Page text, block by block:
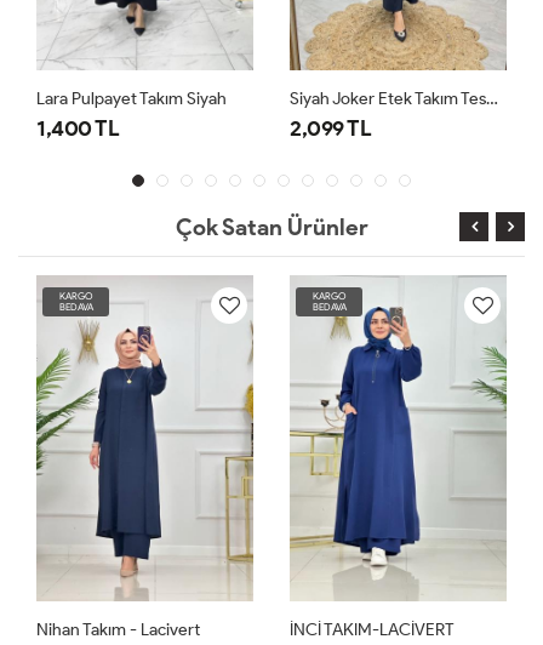
Takım Siyah Siyah Joker Etek Takım Tesettür Giyim
Çok Satan Ürünler
KARGO
BEDAVA
Nihan Takım - Lacivert
KARGO
BEDAVA
İNCİ TAKIM-LACİVERT